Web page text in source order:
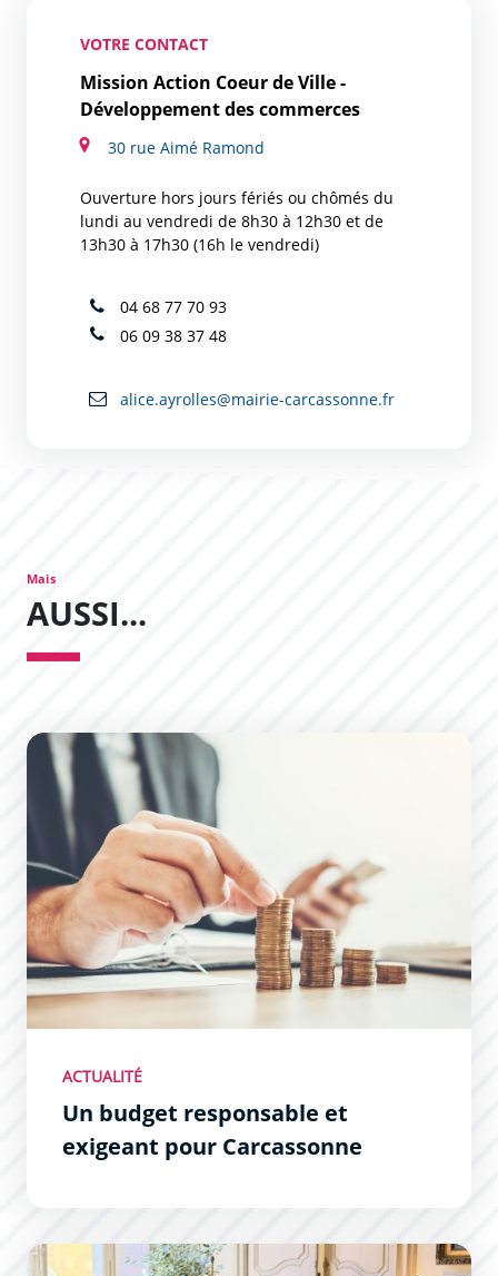
VOTRE CONTACT
Mission Action Coeur de Ville -
Développement des commerces
30 rue Aimé Ramond
Ouverture hors jours fériés ou chômés du
lundi au vendredi de 8h30 à 12h30 et de
13h30 à 17h30 (16h le vendredi)
04 68 77 70 93
06 09 38 37 48
alice.ayrolles@mairie-carcassonne.fr
Mais
AUSSI...
Un budget responsable et exigeant pour Carcassonne
ACTUALITÉ
Un budget responsable et
exigeant pour Carcassonne
Les Permanences du Maire : un succès !